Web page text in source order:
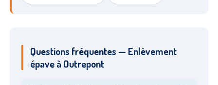
Questions fréquentes — Enlèvement
épave à Outrepont